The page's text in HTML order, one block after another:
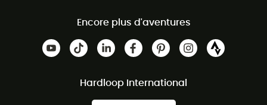
Encore plus d'aventures
Hardloop International